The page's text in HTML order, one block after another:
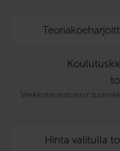
Verkkoteoriatunnit
Hinta valitulla